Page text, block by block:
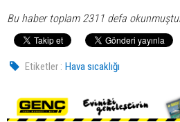
Bu haber toplam 2311 defa
Etiketler : Hava sıcaklığı